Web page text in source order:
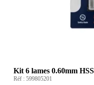
Kit 6 lames 0.60mm
Réf : 599805201